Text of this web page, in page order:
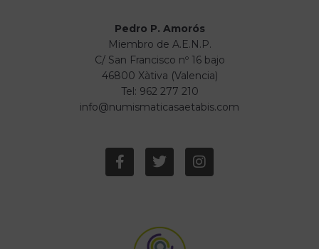
Pedro P. Amorós
Miembro de A.E.N.P.
C/ San Francisco nº 16 bajo
46800 Xàtiva (Valencia)
Tel: 962 277 210
info@numismaticasaetabis.com